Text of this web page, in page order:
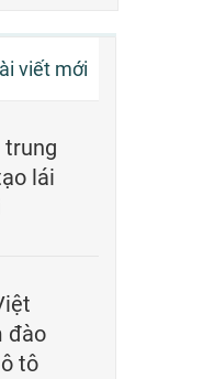
viết mới
trung
lái
đào
tô